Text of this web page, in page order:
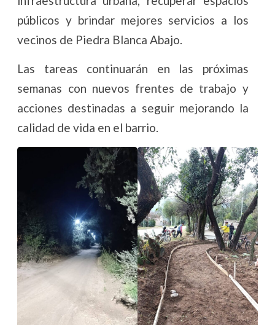
públicos y brindar mejores servicios a los
vecinos de Piedra Blanca Abajo.
Las tareas continuarán en las próximas
semanas con nuevos frentes de trabajo y
acciones destinadas a seguir mejorando la
calidad de vida en el barrio.